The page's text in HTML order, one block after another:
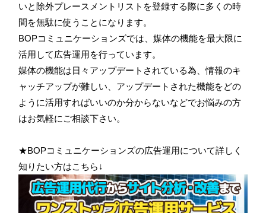
いと除外プレースメントリストを登録する際に多くの時
間を無駄に使うことになります。
BOPコミュニケーションズでは、媒体の機能を最大限に
活用して広告運用を行っています。
媒体の機能は日々アップデートされている為、情報のキ
ャッチアップが難しい、アップデートされた機能をどの
ように活用すればいいのか分からないなどでお悩みの方
はお気軽にご相談下さい。
★BOPコミュニケーションズの広告運用について詳しく
知りたい方はこちら↓